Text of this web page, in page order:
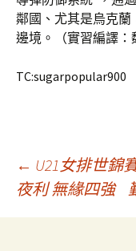
鄰國、尤其是烏克
邊境。（實習編譯：
TC:sugarpopular900
文
章
← U21女排世錦
夜利 無緣四強